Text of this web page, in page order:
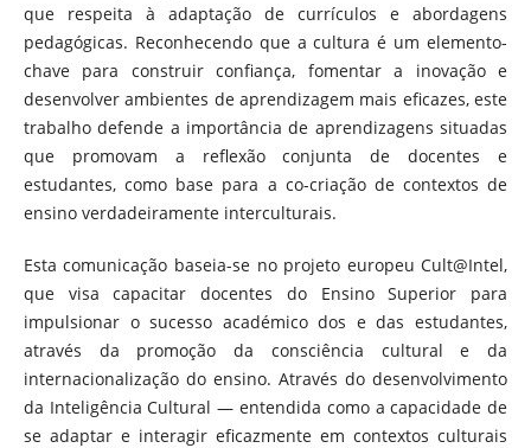
que respeita à adaptação de currículos e abordagens
pedagógicas. Reconhecendo que a cultura é um elemento-
chave para construir confiança, fomentar a inovação e
desenvolver ambientes de aprendizagem mais eficazes, este
trabalho defende a importância de aprendizagens situadas
que promovam a reflexão conjunta de docentes e
estudantes, como base para a co-criação de contextos de
ensino verdadeiramente interculturais.
Esta comunicação baseia-se no projeto europeu Cult@Intel,
que visa capacitar docentes do Ensino Superior para
impulsionar o sucesso académico dos e das estudantes,
através da promoção da consciência cultural e da
internacionalização do ensino. Através do desenvolvimento
da Inteligência Cultural — entendida como a capacidade de
se adaptar e interagir eficazmente em contextos culturais